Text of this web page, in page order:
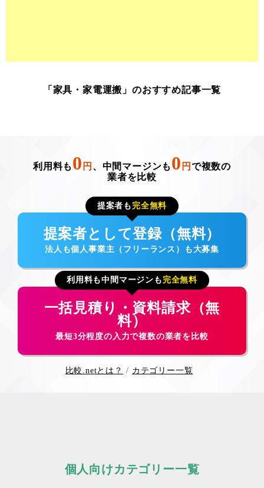
「家具・家電運搬」のおすすめ記事一覧
利用料も 0 円 、中間マージンも 0 円 で複数の
業者を比較
提案者も 完全無料
提案者として登録（無料）
法人も個人事業主（フリーランス）も大募集
利用料も中間マージンも 完全無料
一括見積り・資料請求（無
料）
最短3分程度の入力で複数の業者を比較
比較.netとは？ カテゴリー一覧
個人向けカテゴリー一覧